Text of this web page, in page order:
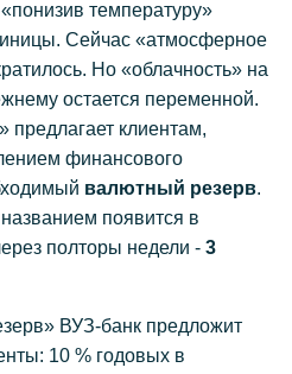
температуру»
Сейчас «атмосферное
Но «облачность» на
остается переменной.
клиентам,
финансового
валютный резерв.
появится в
полторы недели - 3
ВУЗ-банк предложит
10 % годовых в